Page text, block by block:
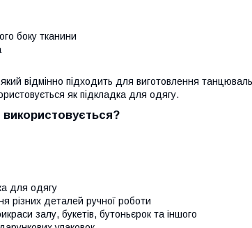
боку тканини
відмінно підходить для виготовлення
як підкладка для одягу.
для одягу
різних деталей ручної роботи
залу, букетів, бутоньєрок та іншого